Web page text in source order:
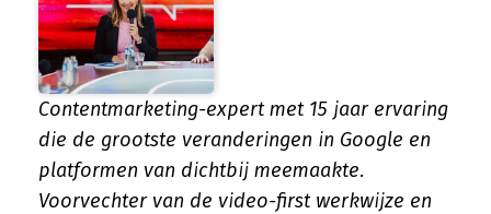
Contentmarketing-expert met 15 jaar ervaring
die de grootste veranderingen in Google en
platformen van dichtbij meemaakte.
Voorvechter van de video-first werkwijze en